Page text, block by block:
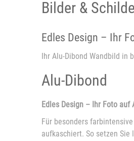
Bilder &
Edles Design – Ihr
Ihr Alu-Dibond Wandbild in
Alu-Dibond
Edles Design – Ihr Foto auf
Für besonders
aufkaschiert. So setzen